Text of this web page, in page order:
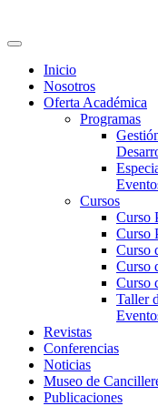
Inicio
Nosotros
Oferta Académica
Programas
Cursos
Curso
Curso
Curso
Curso
Curso
Taller
Revistas
Conferencias
Noticias
Museo de
Publicaciones